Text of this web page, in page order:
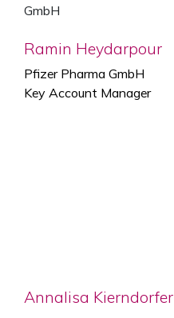
Ramin Heydarpour
Pfizer Pharma GmbH
Key Account Manager
Annalisa Kierndorfer